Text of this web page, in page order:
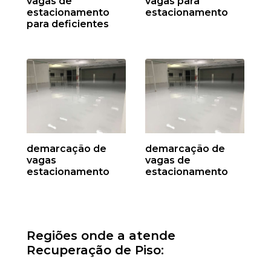
estacionamento
para deficientes
estacionamento
demarcação de
vagas
estacionamento
demarcação de
vagas de
estacionamento
Regiões onde a atende
Recuperação de Piso: